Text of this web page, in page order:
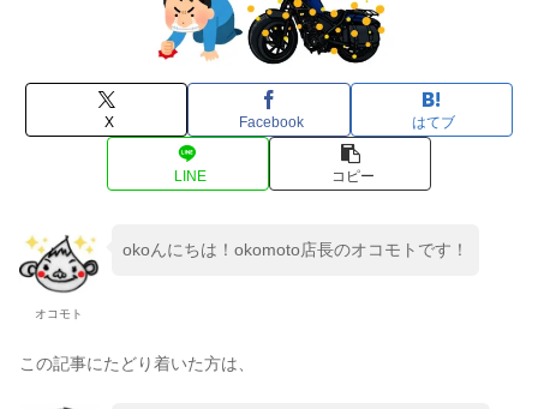
X Facebook はてブ
LINE コピー
オコモト
okoんにちは！okomoto店長のオコモトです！
この記事にたどり着いた方は、